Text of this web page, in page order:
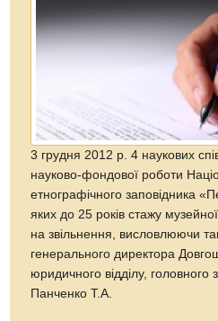
3 грудня 2012 р. 4 наукових
науково-фондової роботи
етнографічного заповідника
яких до 25 років стажу
на звільнення, висловлюючи
генерального директора
юридичного відділу, головного
Панченко Т.А.